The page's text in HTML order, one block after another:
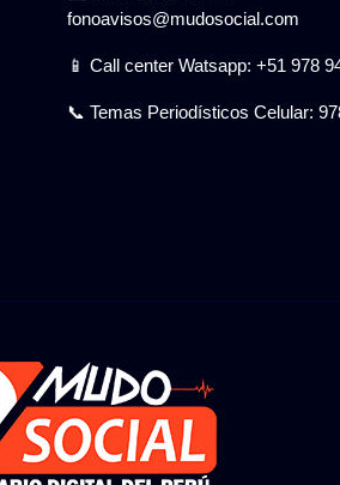
fonoavisos@mudosocial.com
📱 Call center Watsapp: +51 978
📞 Temas Periodísticos Celular: